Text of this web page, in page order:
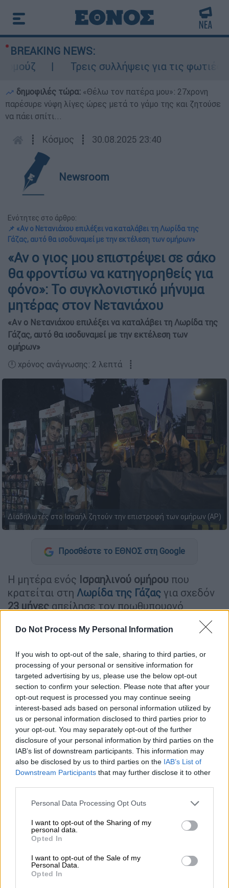
Do Not Process My Personal Information
If you wish to opt-out of the sale, sharing to third parties, or
processing of your personal or sensitive information for
targeted advertising by us, please use the below opt-out
section to confirm your selection. Please note that after your
opt-out request is processed you may continue seeing
interest-based ads based on personal information utilized by
us or personal information disclosed to third parties prior to
your opt-out. You may separately opt-out of the further
disclosure of your personal information by third parties on the
IAB’s list of downstream participants. This information may
also be disclosed by us to third parties on the IAB’s List of
Downstream Participants that may further disclose it to other
Please note that this website/app uses one or more Google
not limited to your visit or usage behaviour. You may click to
grant or deny consent to Google and its third-party tags to
use your data for below specified purposes in below Google
consent section.
Personal Data Processing Opt Outs
I want to opt-out of the Sharing of my
personal data.
Opted In
I want to opt-out of the Sale of my
Personal Data.
Opted In
BREAKING NEWS:
Τρεις συλλήψεις για τις φωτιές σε
δημοφιλές τώρα: «Θέλω τον πατέρα μου»: 27χρονη
παρέσυρε νύφη λίγες ώρες μετά το γάμο της και ζητούσε
να πάει σπίτι...
┋ Κόσμος ┋ 30.08.2025 23:40
Newsroom
Ενότητες στο άρθρο:
📌 «Αν ο Νετανιάχου επιλέξει να καταλάβει τη Λωρίδα της
Γάζας, αυτό θα ισοδυναμεί με την εκτέλεση των ομήρων»
«Αν ο γιος μου επιστρέψει σε σάκο
θα φροντίσω να κατηγορηθείς για
φόνο»: Το συγκλονιστικό μήνυμα
μητέρας στον Νετανιάχου
«Αν ο Νετανιάχου επιλέξει να καταλάβει τη Λωρίδα της
Γάζας, αυτό θα ισοδυναμεί με την εκτέλεση των
ομήρων»
🕛 χρόνος ανάγνωσης: 2 λεπτά ┋
Διαδηλωτές στο Ισραήλ ζητούν την επιστροφή των ομήρων (AP)
Προσθέστε το ΕΘΝΟΣ στη Google
Η μητέρα ενός Ισραηλινού ομήρου που
κρατείται στη Λωρίδα της Γάζας για σχεδόν
23 μήνες απείλησε τον πρωθυπουργό
ότι θα ασκήσει εις
βάρος του δίωξη για δολοφονία αν ο γιος
«Νετάνιαχου,αν ο Ματάν μου επιστρέψει σε
σάκο πτωμάτων(...),θα φροντίσω
προσωπικά ότι θα κατηγορηθείς για φόνο
είπε η Εϊνάβ Ζανγκάουκερ, ηγετική
φυσιογνωμία τουΦόρουμ Οικογενειών
Ομήρων, μιλώντας στο Τελ Αβίβ, πριν από
μια συγκέντρωση για την απελευθέρωση των
ομήρων που κρατούνται στη Γάζα.
ΔΙΑΒΑΣΤΕ ΕΠΙΣΗΣ
Οι Χούθι ορκίζονται να πάρουν
εκδίκηση για τον θάνατο του
πρωθυπουργού τους